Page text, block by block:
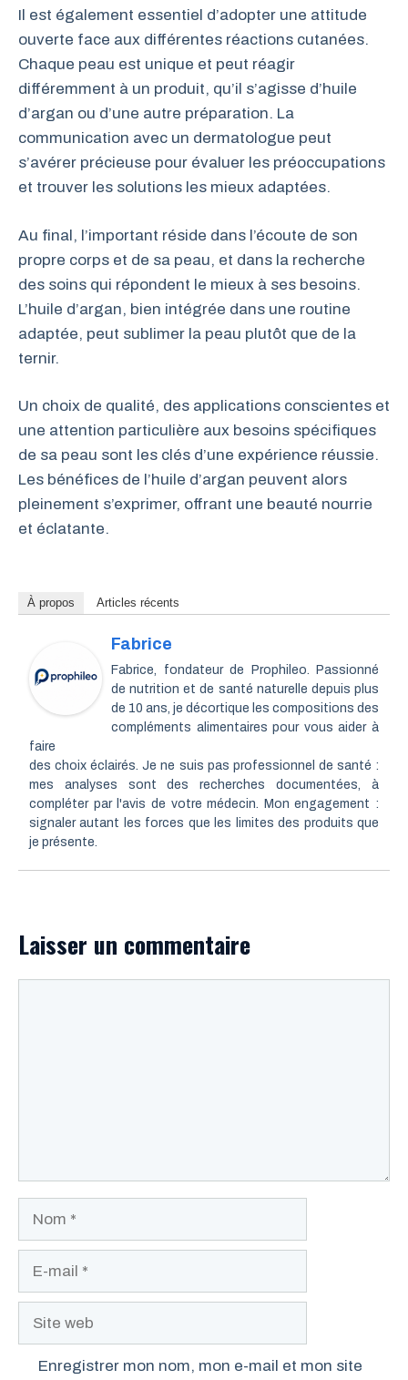
Il est également essentiel d’adopter une attitude
ouverte face aux différentes réactions cutanées.
Chaque peau est unique et peut réagir
différemment à un produit, qu’il s’agisse d’huile
d’argan ou d’une autre préparation. La
communication avec un dermatologue peut
s’avérer précieuse pour évaluer les préoccupations
et trouver les solutions les mieux adaptées.
Au final, l’important réside dans l’écoute de son
propre corps et de sa peau, et dans la recherche
des soins qui répondent le mieux à ses besoins.
L’huile d’argan, bien intégrée dans une routine
adaptée, peut sublimer la peau plutôt que de la
ternir.
Un choix de qualité, des applications conscientes et
une attention particulière aux besoins spécifiques
de sa peau sont les clés d’une expérience réussie.
Les bénéfices de l’huile d’argan peuvent alors
pleinement s’exprimer, offrant une beauté nourrie
et éclatante.
À propos Articles récents
Fabrice
Fabrice, fondateur de Prophileo. Passionné
de nutrition et de santé naturelle depuis plus
de 10 ans, je décortique les compositions des
compléments alimentaires pour vous aider à
faire
des choix éclairés. Je ne suis pas professionnel de santé :
mes analyses sont des recherches documentées, à
compléter par l'avis de votre médecin. Mon engagement :
signaler autant les forces que les limites des produits que
je présente.
Laisser un commentaire
Enregistrer mon nom, mon e-mail et mon site